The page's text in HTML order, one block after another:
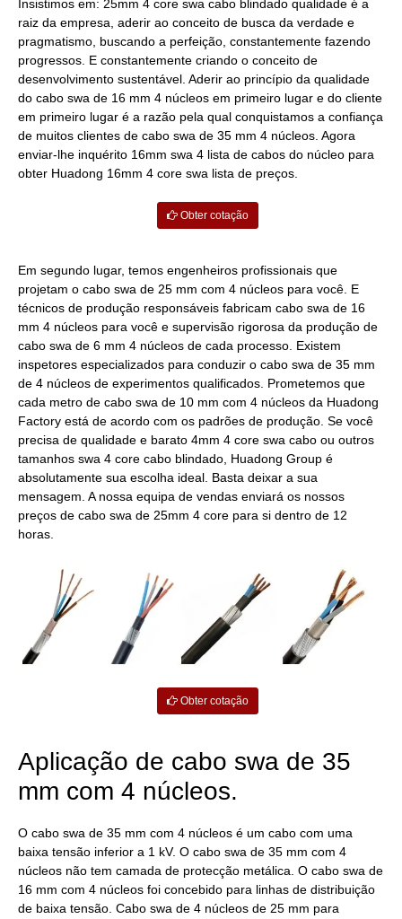
Insistimos em: 25mm 4 core swa cabo blindado qualidade é a
raiz da empresa, aderir ao conceito de busca da verdade e
pragmatismo, buscando a perfeição, constantemente fazendo
progressos. E constantemente criando o conceito de
desenvolvimento sustentável. Aderir ao princípio da qualidade
do cabo swa de 16 mm 4 núcleos em primeiro lugar e do cliente
em primeiro lugar é a razão pela qual conquistamos a confiança
de muitos clientes de cabo swa de 35 mm 4 núcleos. Agora
enviar-lhe inquérito 16mm swa 4 lista de cabos do núcleo para
obter Huadong 16mm 4 core swa lista de preços.
Obter cotação
Em segundo lugar, temos engenheiros profissionais que
projetam o cabo swa de 25 mm com 4 núcleos para você. E
técnicos de produção responsáveis fabricam cabo swa de 16
mm 4 núcleos para você e supervisão rigorosa da produção de
cabo swa de 6 mm 4 núcleos de cada processo. Existem
inspetores especializados para conduzir o cabo swa de 35 mm
de 4 núcleos de experimentos qualificados. Prometemos que
cada metro de cabo swa de 10 mm com 4 núcleos da Huadong
Factory está de acordo com os padrões de produção. Se você
precisa de qualidade e barato 4mm 4 core swa cabo ou outros
tamanhos swa 4 core cabo blindado, Huadong Group é
absolutamente sua escolha ideal. Basta deixar a sua
mensagem. A nossa equipa de vendas enviará os nossos
preços de cabo swa de 25mm 4 core para si dentro de 12
horas.
Obter cotação
Aplicação de cabo swa de 35
mm com 4 núcleos.
O cabo swa de 35 mm com 4 núcleos é um cabo com uma
baixa tensão inferior a 1 kV. O cabo swa de 35 mm com 4
núcleos não tem camada de protecção metálica. O cabo swa de
16 mm com 4 núcleos foi concebido para linhas de distribuição
de baixa tensão. Cabo swa de 4 núcleos de 25 mm para